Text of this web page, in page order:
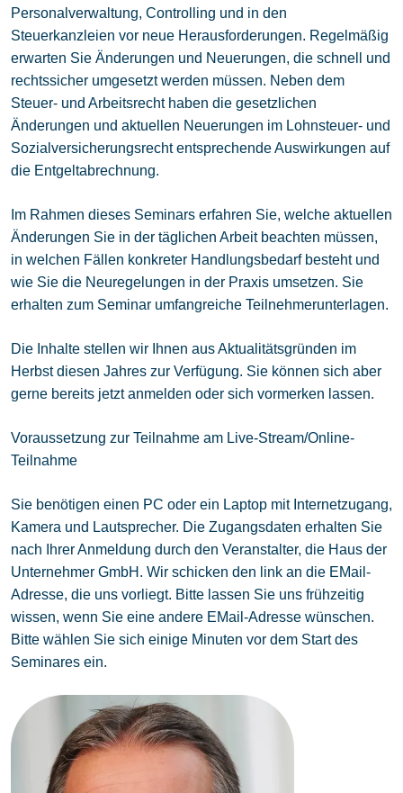
Personalverwaltung, Controlling und in den
Steuerkanzleien vor neue Herausforderungen. Regelmäßig
erwarten Sie Änderungen und Neuerungen, die schnell und
rechtssicher umgesetzt werden müssen. Neben dem
Steuer- und Arbeitsrecht haben die gesetzlichen
Änderungen und aktuellen Neuerungen im Lohnsteuer- und
Sozialversicherungsrecht entsprechende Auswirkungen auf
die Entgeltabrechnung.
Im Rahmen dieses Seminars erfahren Sie, welche aktuellen
Änderungen Sie in der täglichen Arbeit beachten müssen,
in welchen Fällen konkreter Handlungsbedarf besteht und
wie Sie die Neuregelungen in der Praxis umsetzen. Sie
erhalten zum Seminar umfangreiche Teilnehmerunterlagen.
Die Inhalte stellen wir Ihnen aus Aktualitätsgründen im
Herbst diesen Jahres zur Verfügung. Sie können sich aber
gerne bereits jetzt anmelden oder sich vormerken lassen.
Voraussetzung zur Teilnahme am Live-Stream/Online-
Teilnahme
Sie benötigen einen PC oder ein Laptop mit Internetzugang,
Kamera und Lautsprecher. Die Zugangsdaten erhalten Sie
nach Ihrer Anmeldung durch den Veranstalter, die Haus der
Unternehmer GmbH. Wir schicken den link an die EMail-
Adresse, die uns vorliegt. Bitte lassen Sie uns frühzeitig
wissen, wenn Sie eine andere EMail-Adresse wünschen.
Bitte wählen Sie sich einige Minuten vor dem Start des
Seminares ein.